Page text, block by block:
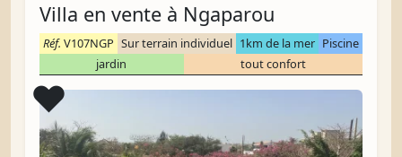
Villa en vente à Ngaparou
Réf. V107NGP Sur terrain individuel 1km de la mer Piscine
jardin
tout confort
❤️Coup de cœur